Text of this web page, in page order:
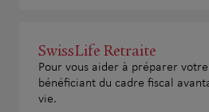
SwissLife Retraite
Pour vous aider à préparer
bénéficiant du cadre fiscal
vie.